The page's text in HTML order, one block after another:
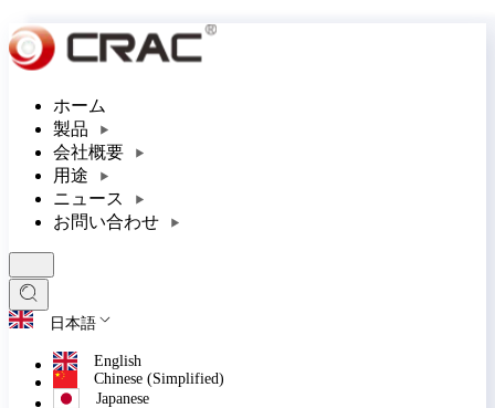
ホーム
製品
会社概要
用途
ニュース
お問い合わせ
日本語
English
Chinese (Simplified)
Japanese